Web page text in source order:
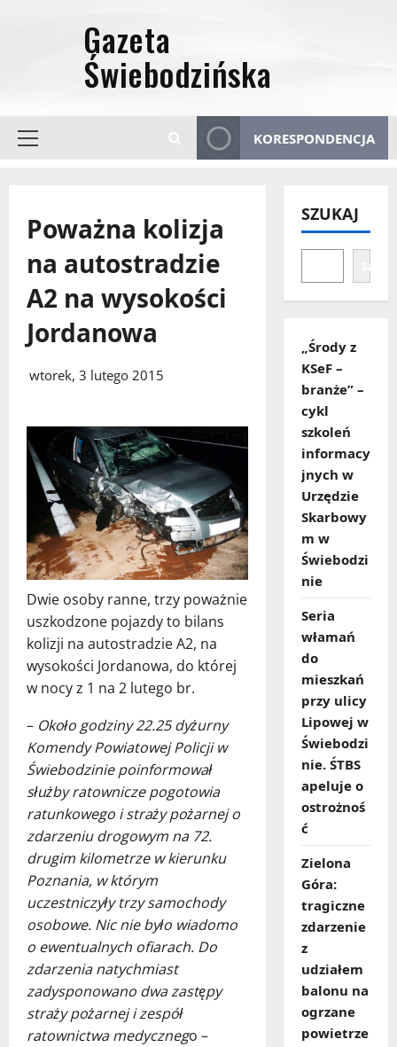
Menu
KORESPONDENCJA
Poważna kolizja
na autostradzie
A2 na wysokości
Jordanowa
wtorek, 3 lutego 2015
Dwie osoby ranne, trzy poważnie
uszkodzone pojazdy to bilans
kolizji na autostradzie A2, na
wysokości Jordanowa, do której
w nocy z 1 na 2 lutego br.
– Około godziny 22.25 dyżurny
Komendy Powiatowej Policji w
Świebodzinie poinformował
służby ratownicze pogotowia
ratunkowego i straży pożarnej o
zdarzeniu drogowym na 72.
drugim kilometrze w kierunku
Poznania, w którym
uczestniczyły trzy samochody
osobowe. Nic nie było wiadomo
o ewentualnych ofiarach. Do
zdarzenia natychmiast
zadysponowano dwa zastępy
straży pożarnej i zespół
ratownictwa medycznego –
SZUKAJ
„Środy z
KSeF –
branże” –
cykl
szkoleń
informacy
jnych w
Urzędzie
Skarbowy
m w
Świebodzi
nie
Seria
włamań
do
mieszkań
przy ulicy
Lipowej w
Świebodzi
nie. ŚTBS
apeluje o
ostrożnoś
ć
Zielona
Góra:
tragiczne
zdarzenie
z
udziałem
balonu na
ogrzane
powietrze